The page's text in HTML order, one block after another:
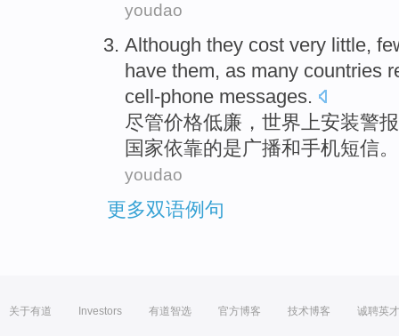
youdao
Although they cost very little,
have them, as many countries
cell-phone messages.
尽管价格低廉，世界上安装警
国家依靠的是广播和手机短信。
youdao
更多双语例句
关于有道 Investors 有道智选 官方博客 技术博客 诚聘英才